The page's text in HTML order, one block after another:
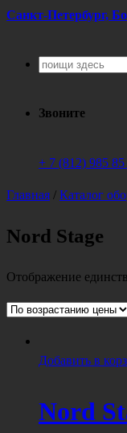
Санкт-Петербург,
Поиск
Звоните
+ 7 (812) 985 85
Главная / Каталог
Nord Stage
Отображение
Добавить в
Nord